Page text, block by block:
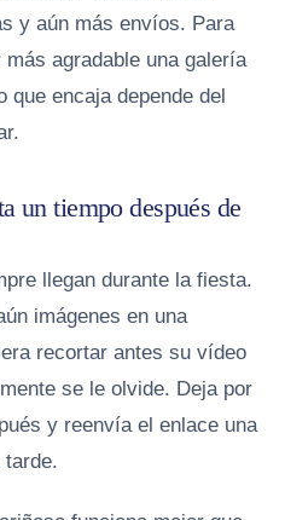
y aún más envíos. Para
agradable una galería
que encaja depende del
un tiempo después de
llegan durante la fiesta.
imágenes en una
recortar antes su vídeo
se le olvide. Deja por
y reenvía el enlace una